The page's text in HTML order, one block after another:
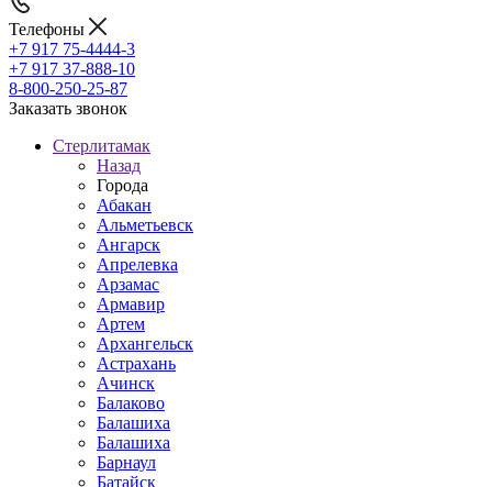
Телефоны
+7 917 75-4444-3
+7 917 37-888-10
8-800-250-25-87
Заказать звонок
Стерлитамак
Назад
Города
Абакан
Альметьевск
Ангарск
Апрелевка
Арзамас
Армавир
Артем
Архангельск
Астрахань
Ачинск
Балаково
Балашиха
Балашиха
Барнаул
Батайск